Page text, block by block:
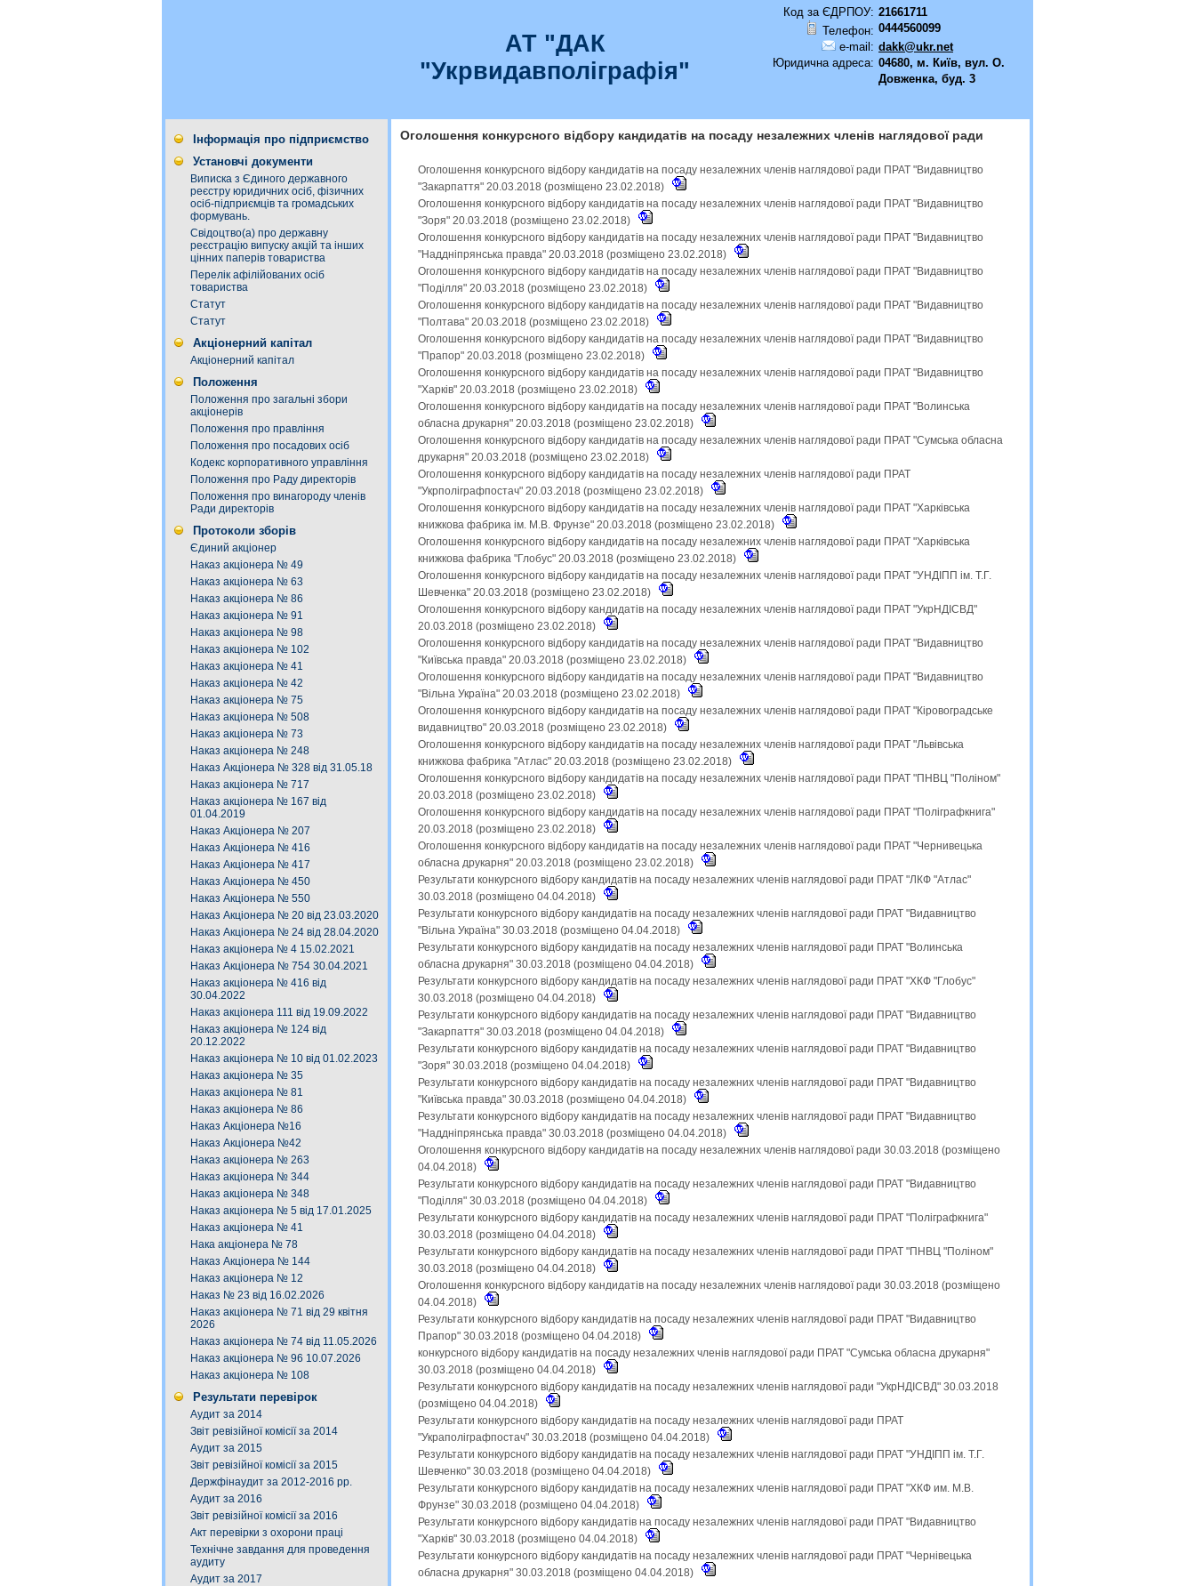
АТ "ДАК
"Укрвидавполіграфія"
Код за ЄДРПОУ: 21661711
Телефон: 0444560099
e-mail: dakk@ukr.net
Юридична адреса: 04680, м. Київ, вул. О.
Довженка, буд. 3
Інформація про підприємство
Установчі документи
Виписка з Єдиного державного
реєстру юридичних осіб, фізичних
осіб-підприємців та громадських
формувань.
Свідоцтво(а) про державну
реєстрацію випуску акцій та інших
цінних паперів товариства
Перелік афілійованих осіб
товариства
Статут
Статут
Акціонерний капітал
Акціонерний капітал
Положення
Положення про загальні збори
акціонерів
Положення про правління
Положення про посадових осіб
Кодекс корпоративного управління
Положення про Раду директорів
Положення про винагороду членів
Ради директорів
Протоколи зборів
Єдиний акціонер
Наказ акціонера № 49
Наказ акціонера № 63
Наказ акціонера № 86
Наказ акціонера № 91
Наказ акціонера № 98
Наказ акціонера № 102
Наказ акціонера № 41
Наказ акціонера № 42
Наказ акціонера № 75
Наказ акціонера № 508
Наказ акціонера № 73
Наказ акціонера № 248
Наказ Акціонера № 328 від 31.05.18
Наказ акціонера № 717
Наказ акціонера № 167 від
01.04.2019
Наказ Акціонера № 207
Наказ Акціонера № 416
Наказ Акціонера № 417
Наказ Акціонера № 450
Наказ Акціонера № 550
Наказ Акціонера № 20 від 23.03.2020
Наказ Акціонера № 24 від 28.04.2020
Наказ акціонера № 4 15.02.2021
Наказ Акціонера № 754 30.04.2021
Наказ акціонера № 416 від
30.04.2022
Наказ акціонера 111 від 19.09.2022
Наказ акціонера № 124 від
20.12.2022
Наказ акціонера № 10 від 01.02.2023
Наказ акціонера № 35
Наказ акціонера № 81
Наказ акціонера № 86
Наказ Акціонера №16
Наказ Акціонера №42
Наказ акціонера № 263
Наказ акціонера № 344
Наказ акціонера № 348
Наказ акціонера № 5 від 17.01.2025
Наказ акціонера № 41
Нака акціонера № 78
Наказ Акціонера № 144
Наказ акціонера № 12
Наказ № 23 від 16.02.2026
Наказ акціонера № 71 від 29 квітня
2026
Наказ акціонера № 74 від 11.05.2026
Наказ акціонера № 96 10.07.2026
Наказ акціонера № 108
Результати перевірок
Аудит за 2014
Звіт ревізійної комісії за 2014
Аудит за 2015
Звіт ревізійної комісії за 2015
Держфінаудит за 2012-2016 рр.
Аудит за 2016
Звіт ревізійної комісії за 2016
Акт перевірки з охорони праці
Технічне завдання для проведення
аудиту
Аудит за 2017
Оголошення конкурсного відбору кандидатів на посаду незалежних членів наглядової ради
Оголошення конкурсного відбору кандидатів на посаду незалежних членів наглядової ради ПРАТ "Видавництво
"Закарпаття" 20.03.2018 (розміщено 23.02.2018)
Оголошення конкурсного відбору кандидатів на посаду незалежних членів наглядової ради ПРАТ "Видавництво
"Зоря" 20.03.2018 (розміщено 23.02.2018)
Оголошення конкурсного відбору кандидатів на посаду незалежних членів наглядової ради ПРАТ "Видавництво
"Наддніпрянська правда" 20.03.2018 (розміщено 23.02.2018)
Оголошення конкурсного відбору кандидатів на посаду незалежних членів наглядової ради ПРАТ "Видавництво
"Поділля" 20.03.2018 (розміщено 23.02.2018)
Оголошення конкурсного відбору кандидатів на посаду незалежних членів наглядової ради ПРАТ "Видавництво
"Полтава" 20.03.2018 (розміщено 23.02.2018)
Оголошення конкурсного відбору кандидатів на посаду незалежних членів наглядової ради ПРАТ "Видавництво
"Прапор" 20.03.2018 (розміщено 23.02.2018)
Оголошення конкурсного відбору кандидатів на посаду незалежних членів наглядової ради ПРАТ "Видавництво
"Харків" 20.03.2018 (розміщено 23.02.2018)
Оголошення конкурсного відбору кандидатів на посаду незалежних членів наглядової ради ПРАТ "Волинська
обласна друкарня" 20.03.2018 (розміщено 23.02.2018)
Оголошення конкурсного відбору кандидатів на посаду незалежних членів наглядової ради ПРАТ "Сумська обласна
друкарня" 20.03.2018 (розміщено 23.02.2018)
Оголошення конкурсного відбору кандидатів на посаду незалежних членів наглядової ради ПРАТ
"Укрполіграфпостач" 20.03.2018 (розміщено 23.02.2018)
Оголошення конкурсного відбору кандидатів на посаду незалежних членів наглядової ради ПРАТ "Харківська
книжкова фабрика ім. М.В. Фрунзе" 20.03.2018 (розміщено 23.02.2018)
Оголошення конкурсного відбору кандидатів на посаду незалежних членів наглядової ради ПРАТ "Харківська
книжкова фабрика "Глобус" 20.03.2018 (розміщено 23.02.2018)
Оголошення конкурсного відбору кандидатів на посаду незалежних членів наглядової ради ПРАТ "УНДІПП ім. Т.Г.
Шевченка" 20.03.2018 (розміщено 23.02.2018)
Оголошення конкурсного відбору кандидатів на посаду незалежних членів наглядової ради ПРАТ "УкрНДІСВД"
20.03.2018 (розміщено 23.02.2018)
Оголошення конкурсного відбору кандидатів на посаду незалежних членів наглядової ради ПРАТ "Видавництво
"Київська правда" 20.03.2018 (розміщено 23.02.2018)
Оголошення конкурсного відбору кандидатів на посаду незалежних членів наглядової ради ПРАТ "Видавництво
"Вільна Україна" 20.03.2018 (розміщено 23.02.2018)
Оголошення конкурсного відбору кандидатів на посаду незалежних членів наглядової ради ПРАТ "Кіровоградське
видавництво" 20.03.2018 (розміщено 23.02.2018)
Оголошення конкурсного відбору кандидатів на посаду незалежних членів наглядової ради ПРАТ "Львівська
книжкова фабрика "Атлас" 20.03.2018 (розміщено 23.02.2018)
Оголошення конкурсного відбору кандидатів на посаду незалежних членів наглядової ради ПРАТ "ПНВЦ "Поліном"
20.03.2018 (розміщено 23.02.2018)
Оголошення конкурсного відбору кандидатів на посаду незалежних членів наглядової ради ПРАТ "Поліграфкнига"
20.03.2018 (розміщено 23.02.2018)
Оголошення конкурсного відбору кандидатів на посаду незалежних членів наглядової ради ПРАТ "Чернивецька
обласна друкарня" 20.03.2018 (розміщено 23.02.2018)
Результати конкурсного відбору кандидатів на посаду незалежних членів наглядової ради ПРАТ "ЛКФ "Атлас"
30.03.2018 (розміщено 04.04.2018)
Результати конкурсного відбору кандидатів на посаду незалежних членів наглядової ради ПРАТ "Видавництво
"Вільна Україна" 30.03.2018 (розміщено 04.04.2018)
Результати конкурсного відбору кандидатів на посаду незалежних членів наглядової ради ПРАТ "Волинська
обласна друкарня" 30.03.2018 (розміщено 04.04.2018)
Результати конкурсного відбору кандидатів на посаду незалежних членів наглядової ради ПРАТ "ХКФ "Глобус"
30.03.2018 (розміщено 04.04.2018)
Результати конкурсного відбору кандидатів на посаду незалежних членів наглядової ради ПРАТ "Видавництво
"Закарпаття" 30.03.2018 (розміщено 04.04.2018)
Результати конкурсного відбору кандидатів на посаду незалежних членів наглядової ради ПРАТ "Видавництво
"Зоря" 30.03.2018 (розміщено 04.04.2018)
Результати конкурсного відбору кандидатів на посаду незалежних членів наглядової ради ПРАТ "Видавництво
"Київська правда" 30.03.2018 (розміщено 04.04.2018)
Результати конкурсного відбору кандидатів на посаду незалежних членів наглядової ради ПРАТ "Видавництво
"Наддніпрянська правда" 30.03.2018 (розміщено 04.04.2018)
Оголошення конкурсного відбору кандидатів на посаду незалежних членів наглядової ради 30.03.2018 (розміщено
04.04.2018)
Результати конкурсного відбору кандидатів на посаду незалежних членів наглядової ради ПРАТ "Видавництво
"Поділля" 30.03.2018 (розміщено 04.04.2018)
Результати конкурсного відбору кандидатів на посаду незалежних членів наглядової ради ПРАТ "Поліграфкнига"
30.03.2018 (розміщено 04.04.2018)
Результати конкурсного відбору кандидатів на посаду незалежних членів наглядової ради ПРАТ "ПНВЦ "Поліном"
30.03.2018 (розміщено 04.04.2018)
Оголошення конкурсного відбору кандидатів на посаду незалежних членів наглядової ради 30.03.2018 (розміщено
04.04.2018)
Результати конкурсного відбору кандидатів на посаду незалежних членів наглядової ради ПРАТ "Видавництво
Прапор" 30.03.2018 (розміщено 04.04.2018)
конкурсного відбору кандидатів на посаду незалежних членів наглядової ради ПРАТ "Сумська обласна друкарня"
30.03.2018 (розміщено 04.04.2018)
Результати конкурсного відбору кандидатів на посаду незалежних членів наглядової ради "УкрНДІСВД" 30.03.2018
(розміщено 04.04.2018)
Результати конкурсного відбору кандидатів на посаду незалежних членів наглядової ради ПРАТ
"Украполіграфпостач" 30.03.2018 (розміщено 04.04.2018)
Результати конкурсного відбору кандидатів на посаду незалежних членів наглядової ради ПРАТ "УНДІПП ім. Т.Г.
Шевченко" 30.03.2018 (розміщено 04.04.2018)
Результати конкурсного відбору кандидатів на посаду незалежних членів наглядової ради ПРАТ "ХКФ им. М.В.
Фрунзе" 30.03.2018 (розміщено 04.04.2018)
Результати конкурсного відбору кандидатів на посаду незалежних членів наглядової ради ПРАТ "Видавництво
"Харків" 30.03.2018 (розміщено 04.04.2018)
Результати конкурсного відбору кандидатів на посаду незалежних членів наглядової ради ПРАТ "Чернівецька
обласна друкарня" 30.03.2018 (розміщено 04.04.2018)